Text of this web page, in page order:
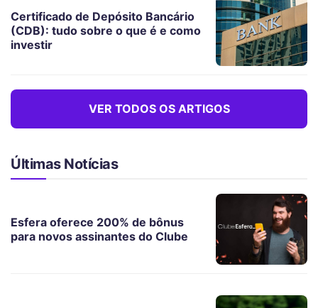
Certificado de Depósito Bancário
(CDB): tudo sobre o que é e como
investir
VER TODOS OS ARTIGOS
Últimas Notícias
Esfera oferece 200% de bônus
para novos assinantes do Clube